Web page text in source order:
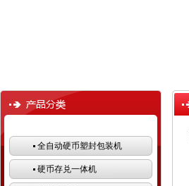
全自动硬币塑封包装机
硬币存兑一体机